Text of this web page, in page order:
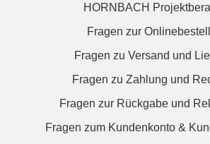
HORNBACH
Fragen zur
Fragen zu Versand und
Fragen zu Zahlung und
Fragen zur Rückgabe und
Fragen zum Kundenkonto &